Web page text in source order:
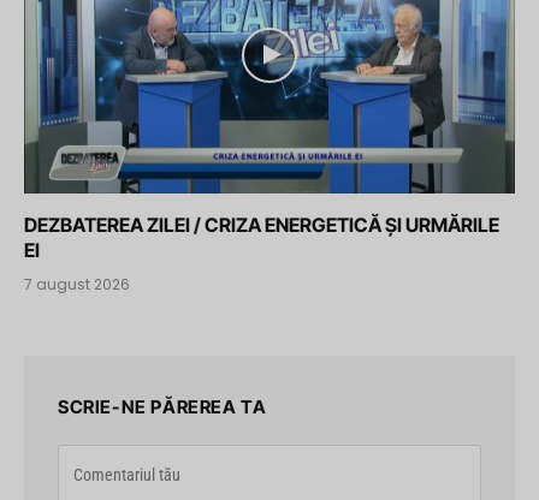
DEZBATEREA ZILEI / CRIZA ENERGETICĂ ȘI URMĂRILE
EI
7 august 2026
SCRIE-NE PĂREREA TA